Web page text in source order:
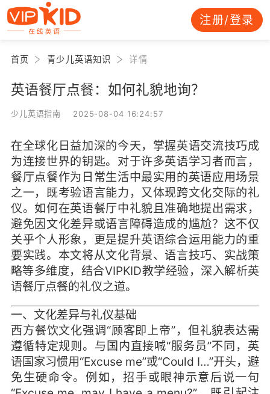
注册/登录
首页 青少儿英语知识 详情
英语餐厅点餐：如何礼貌地询？
少儿英语指南 2025-08-04 16:24:57
在全球化日益加深的今天，掌握英语交流技巧成
为连接世界的钥匙。对于许多英语学习者而言，
餐厅点餐作为日常生活中最实用的英语应用场景
之一，既考验语言能力，又体现跨文化交际的礼
仪。如何在英语餐厅中礼貌且准确地提出需求，
避免因文化差异或语言障碍造成的尴尬？这不仅
关乎个人形象，更是提升英语综合运用能力的重
要实践。本文将从文化背景、语言技巧、实战策
略等多维度，结合VIPKID教学经验，深入解析英
语餐厅点餐的礼仪之道。
一、文化差异与礼仪基础
西方餐饮文化强调“顾客即上帝”，但礼貌表达需
遵循特定规则。与国内直接喊“服务员”不同，英
语国家习惯用“Excuse me”或“Could I…”开头，避
免生硬命令。例如，招手或眼神示意后说一句